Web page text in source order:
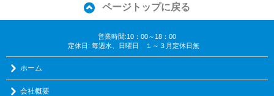
ページトップに戻る
営業時間:10：00～18：00
定休日: 毎週水、日曜日 １～３月定休日無
ホーム
会社概要